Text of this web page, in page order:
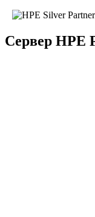
Сервер HPE